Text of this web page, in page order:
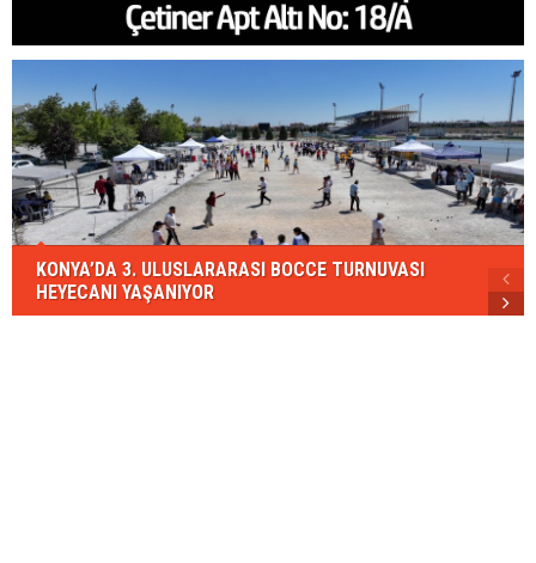
KONYA’DA 3. ULUSLARARASI BOCCE TURNUVASI
HEYECANI YAŞANIYOR